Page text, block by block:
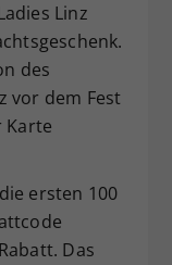
Linz
des
vor dem Fest
Karte
ersten 100
Das